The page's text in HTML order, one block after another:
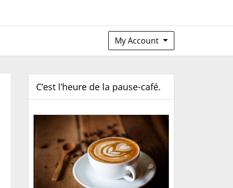
My Account
C’est l’heure de la pause-café.